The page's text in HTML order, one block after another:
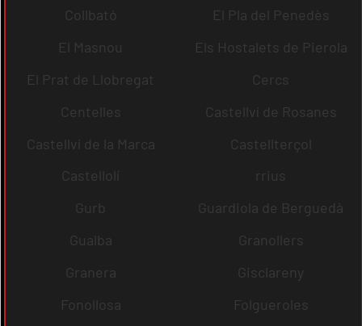
Collbató
El Pla del Penedès
El Masnou
Els Hostalets de Pierola
El Prat de Llobregat
Cercs
Centelles
Castellví de Rosanes
Castellví de la Marca
Castellterçol
Castellolí
rrius
Gurb
Guardiola de Berguedà
Gualba
Granollers
Granera
Gisclareny
Fonollosa
Folgueroles